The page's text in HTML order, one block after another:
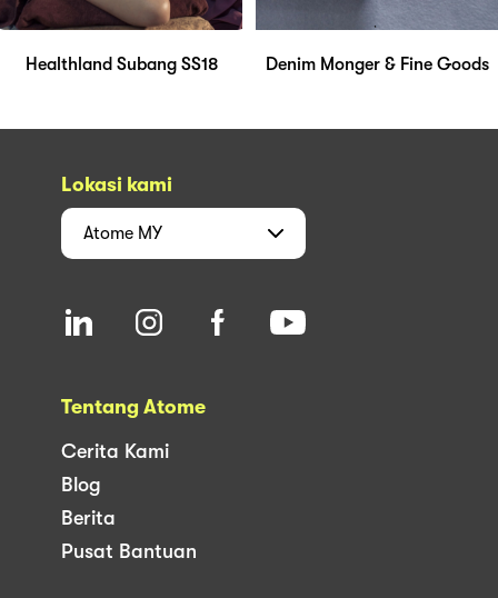
Healthland Subang SS18 Denim Monger & Fine Goods
Lokasi kami
Atome MY
Tentang Atome
Cerita Kami
Blog
Berita
Pusat Bantuan